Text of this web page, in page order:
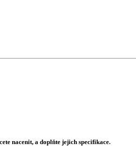
nacenit, a doplňte jejich specifikace.